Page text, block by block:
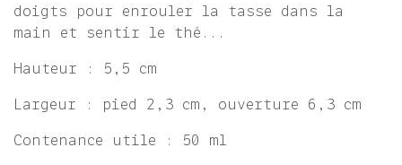
doigts pour enrouler la tasse dans la
main et sentir le thé...
Hauteur : 5,5 cm
Largeur : pied 2,3 cm, ouverture 6,3 cm
Contenance utile : 50 ml